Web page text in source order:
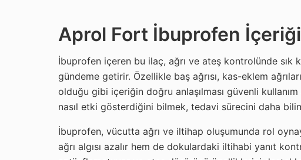
Aprol Fort İbuprofen İçeriği
İbuprofen içeren bu ilaç, ağrı ve ateş kontrolünde
gündeme getirir. Özellikle baş ağrısı, kas-eklem
olduğu gibi içeriğin doğru anlaşılması güvenli
nasıl etki gösterdiğini bilmek, tedavi sürecini daha
İbuprofen, vücutta ağrı ve iltihap oluşumunda rol
ağrı algısı azalır hem de dokulardaki iltihabi yanıt